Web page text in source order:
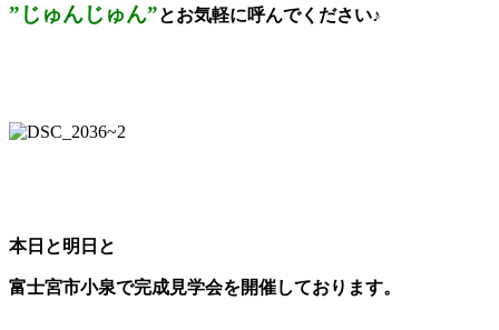
”じゅんじゅん”とお気軽に呼んでください♪
本日と明日と
富士宮市小泉で完成見学会を開催しております。